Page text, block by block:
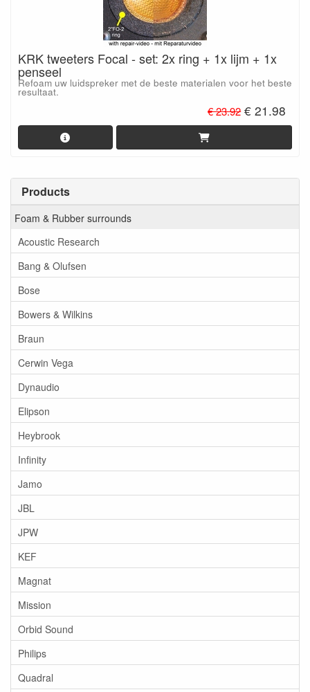
Products
Foam & Rubber surrounds
Acoustic Research
Bang & Olufsen
Bose
Bowers & Wilkins
Braun
Cerwin Vega
Dynaudio
Elipson
Heybrook
Infinity
Jamo
JBL
JPW
KEF
Magnat
Mission
Orbid Sound
Philips
Quadral
KRK tweeters Focal - set: 2x ring + 1x lijm + 1x
penseel
Refoam uw luidspreker met de beste materialen voor het beste
resultaat.
€ 23.92 € 21.98